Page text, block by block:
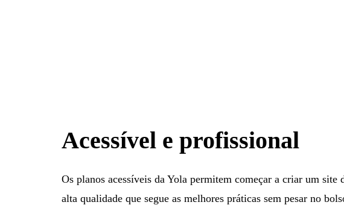
Acessível e profissional
Os planos acessíveis da Yola permitem começar a criar um site
alta qualidade que segue as melhores práticas sem pesar no